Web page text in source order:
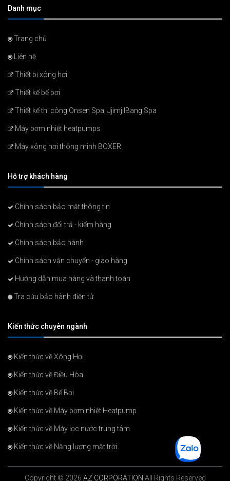
Danh mục
Trang chủ
Liên hệ
Thiết bị xông hơi
Thiết kế bể bơi
Thiết kế thi công Onsen Spa, JjimjilBang Spa
Máy bơm nhiệt heatpumps
Máy xông hơi thông minh BOXER
Hỗ trợ khách hàng
Chính sách bảo mật thông tin
Chính sách đổi trả - kiểm hàng
Chính sách bảo hành
Chính sách vận chuyển - giao hàng
Hướng dẫn mua hàng và thanh toán
Tra cứu bảo hành điện tử
Kiến thức chuyên ngành
Kiến thức về Xông Hơi
Kiến thức về Điều Hòa
Kiến thức về Bể Bơi
Kiến thức về Máy bơm nhiệt Heatpump
Kiến thức về Máy lọc nước trung tâm
Kiến thức về Năng lượng mặt trời
Copyright © 2026 AZ CORPORATION All Rights Reserved